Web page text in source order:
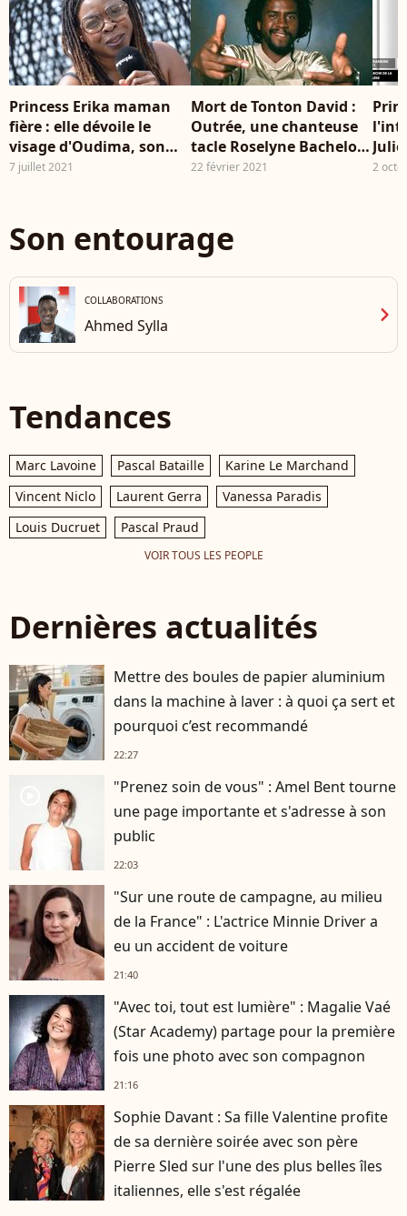
mercredi 7 novembre
2018. ©
CVS/Bestimage (No
Web - No Blog pour
suisse et Belgique)
de
à
Princess Erika maman
fière : elle dévoile le
visage d'Oudima, son
jeune fils bachelier !
7 juillet 2021
Mort de Tonton David :
Outrée, une chanteuse
tacle Roselyne Bachelot
par erreur...
22 février 2021 2
Son entourage
COLLABORATIONS
Ahmed Sylla chevron_right
Tendances
Marc Lavoine Pascal Bataille
Karine Le Marchand
Vincent Niclo
Laurent Gerra
Vanessa Paradis
Louis Ducruet
Pascal Praud
VOIR TOUS LES PEOPLE
Dernières actualités
Mettre des boules de papier aluminium
dans la machine à laver : à quoi ça sert et
pourquoi c’est recommandé
22:27
"Prenez soin de vous" : Amel Bent tourne
une page importante et s'adresse à son
public
22:03
"Sur une route de campagne, au milieu
de la France" : L'actrice Minnie Driver a
eu un accident de voiture
21:40
"Avec toi, tout est lumière" : Magalie Vaé
(Star Academy) partage pour la première
fois une photo avec son compagnon
21:16
Sophie Davant : Sa fille Valentine profite
de sa dernière soirée avec son père
Pierre Sled sur l'une des plus belles îles
italiennes, elle s'est régalée